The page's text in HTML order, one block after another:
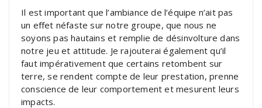
Il est important que l’ambiance de l’équipe n’ait pas
un effet néfaste sur notre groupe, que nous ne
soyons pas hautains et remplie de désinvolture dans
notre jeu et attitude. Je rajouterai également qu’il
faut impérativement que certains retombent sur
terre, se rendent compte de leur prestation, prenne
conscience de leur comportement et mesurent leurs
impacts.